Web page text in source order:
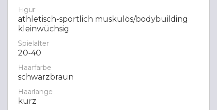
Figur
athletisch-sportlich muskulös/bodybuilding
kleinwüchsig
Spielalter
20-40
Haarfarbe
schwarzbraun
Haarlänge
kurz